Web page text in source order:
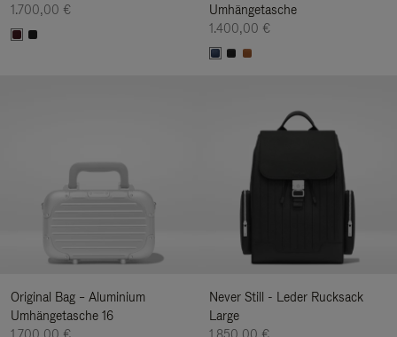
1.700,00 €
Umhängetasche
1.400,00 €
Original Bag – Aluminium
Umhängetasche 16
Never Still - Leder Rucksack
Large